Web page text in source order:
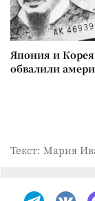
Япония и
обвалили
Текст: Мария